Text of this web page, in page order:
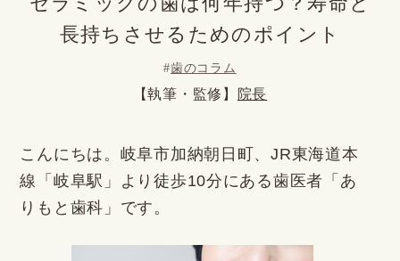
長持ちさせるためのポイント
#歯のコラム
【執筆・監修】 院長
こんにちは。岐阜市加納朝日町、JR東海道本
線「岐阜駅」より徒歩10分にある歯医者「あ
りもと歯科」です。